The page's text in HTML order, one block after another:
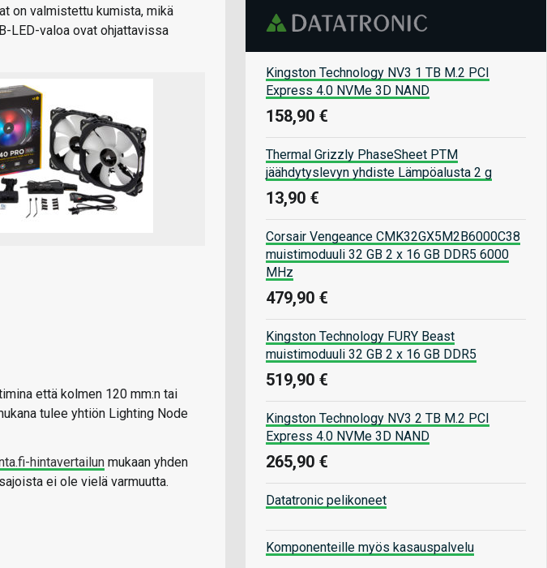
on valmistettu kumista, mikä
LED-valoa ovat ohjattavissa
että kolmen 120 mm:n tai
tulee yhtiön Lighting Node
hintavertailun mukaan yhden
ei ole vielä varmuutta.
Kingston Technology NV3 1 TB M.2 PCI
Express 4.0 NVMe 3D NAND
158,90 €
Thermal Grizzly PhaseSheet PTM
jäähdytyslevyn yhdiste Lämpöalusta 2 g
13,90 €
Corsair Vengeance CMK32GX5M2B6000C38
muistimoduuli 32 GB 2 x 16 GB DDR5 6000
MHz
479,90 €
Kingston Technology FURY Beast
muistimoduuli 32 GB 2 x 16 GB DDR5
519,90 €
Kingston Technology NV3 2 TB M.2 PCI
Express 4.0 NVMe 3D NAND
265,90 €
Datatronic pelikoneet
Komponenteille myös kasauspalvelu